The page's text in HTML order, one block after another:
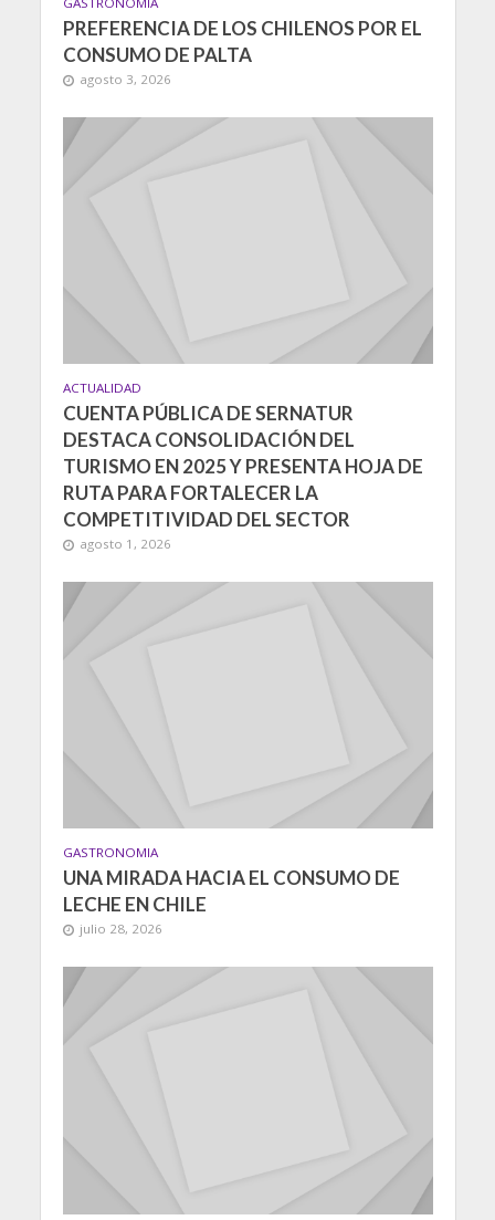
PREFERENCIA DE LOS CHILENOS POR EL
CONSUMO DE PALTA
agosto 3, 2026
ACTUALIDAD
CUENTA PÚBLICA DE SERNATUR
DESTACA CONSOLIDACIÓN DEL
TURISMO EN 2025 Y PRESENTA HOJA DE
RUTA PARA FORTALECER LA
COMPETITIVIDAD DEL SECTOR
agosto 1, 2026
GASTRONOMIA
UNA MIRADA HACIA EL CONSUMO DE
LECHE EN CHILE
julio 28, 2026